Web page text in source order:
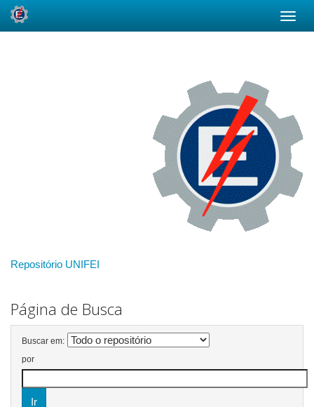
Repositório UNIFEI
Página de Busca
Buscar em:
por